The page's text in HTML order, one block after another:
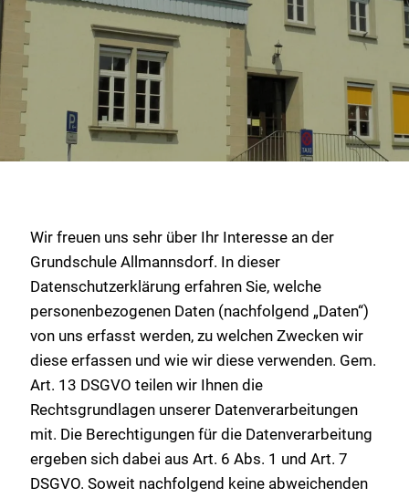
Wir freuen uns sehr über Ihr Interesse an der
Grundschule Allmannsdorf. In dieser
Datenschutzerklärung erfahren Sie, welche
personenbezogenen Daten (nachfolgend „Daten“)
von uns erfasst werden, zu welchen Zwecken wir
diese erfassen und wie wir diese verwenden. Gem.
Art. 13 DSGVO teilen wir Ihnen die
Rechtsgrundlagen unserer Datenverarbeitungen
mit. Die Berechtigungen für die Datenverarbeitung
ergeben sich dabei aus Art. 6 Abs. 1 und Art. 7
DSGVO. Soweit nachfolgend keine abweichenden